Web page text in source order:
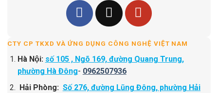
CTY CP TKXD VÀ ỨNG DỤNG CÔNG NGHỆ VIỆT NAM
Hà Nội: số 105 , Ngõ 169, đường Quang Trung,
phường Hà Đông- 0962507936
Hải Phòng: Số 276, đường Lũng Đông, phường Hải